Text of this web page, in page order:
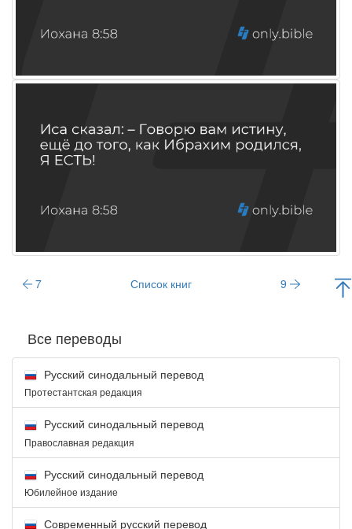
7 Список книг 9
Все переводы
Русский синодальный перевод
Протестантская редакция
Русский синодальный перевод
Православная редакция
Русский синодальный перевод
Юбилейное издание
Современный русский перевод